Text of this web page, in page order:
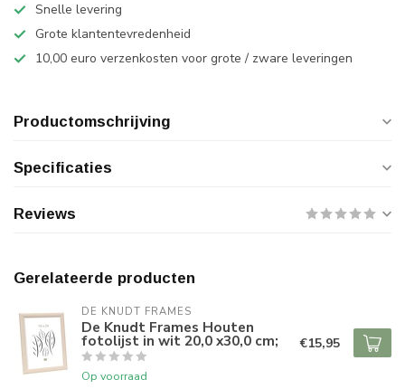
Snelle levering
Grote klantentevredenheid
10,00 euro verzenkosten voor grote / zware leveringen
Productomschrijving
Specificaties
Reviews
Gerelateerde producten
DE KNUDT FRAMES
De Knudt Frames Houten
fotolijst in wit 20,0 x30,0 cm;
Op voorraad
€15,95